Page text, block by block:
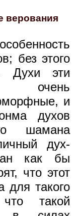
верования
без этого
Духи эти
очень
и
духов
шамана
дух-
как бы
что этот
для такого
такой